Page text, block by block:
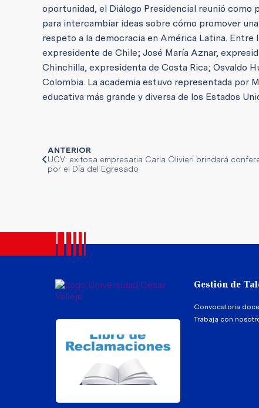
oportunidad, el Diálogo Presidencial reunió como
para intercambiar ideas sobre cómo promover
respeto a la democracia en América Latina.
expresidente de Chile; José María Aznar,
Chinchilla, expresidenta de Costa Rica; Osvaldo
Colombia. La academia estuvo representada por
educativa más grande y diversa de los Estados
ANTERIOR
UCV: exitosa empresaria Carla Olivieri brindará
por el Día del Egresado
Gestión de
Convocatoria
Trabaja con